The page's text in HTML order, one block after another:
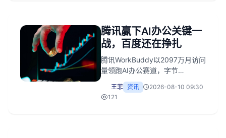
腾讯赢下AI办公关键一
战，百度还在挣扎
腾讯WorkBuddy以2097万月访问
量领跑AI办公赛道，字节
TRAEIDE（1279万）和阿里
QoderWork（788万）紧随其
后，百度搭子（72万）暂时落
王菲 资讯
2026-08-10 09:30
121